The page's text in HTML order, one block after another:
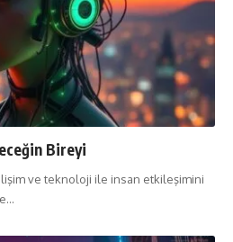
Bireyi
ve teknoloji ile insan etkileşimini